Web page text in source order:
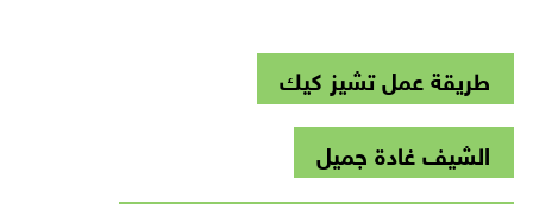
طريقة عمل تشيز كيك
الشيف غادة جميل